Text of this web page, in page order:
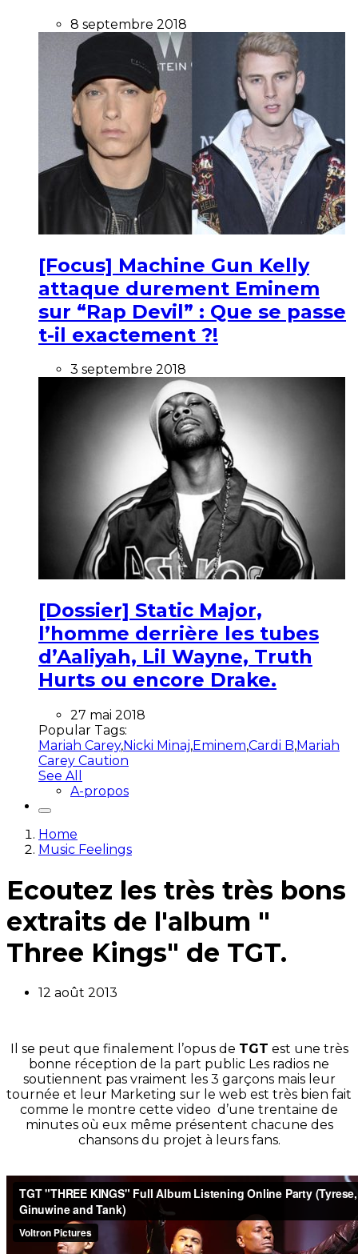
8 septembre 2018
[Focus] Machine Gun Kelly
attaque durement Eminem
sur “Rap Devil” : Que se passe
t-il exactement ?!
3 septembre 2018
[Dossier] Static Major,
l’homme derrière les tubes
d’Aaliyah, Lil Wayne, Truth
Hurts ou encore Drake.
27 mai 2018
Popular Tags:
Mariah Carey,Nicki Minaj,Eminem,Cardi B,Mariah
Carey Caution
See All
A-propos
Home
Music Feelings
Ecoutez les très très bons
extraits de l'album "
Three Kings" de TGT.
12 août 2013
Il se peut que finalement l’opus de TGT est une très
bonne réception de la part public Les radios ne
soutiennent pas vraiment les 3 garçons mais leur
tournée et leur Marketing sur le web est très bien fait
comme le montre cette video d’une trentaine de
minutes où eux même présentent chacune des
chansons du projet à leurs fans.